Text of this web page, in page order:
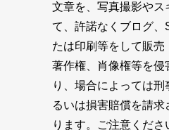
文章を、写真撮影やス
て、許諾なくブログ、
たは印刷等をして販売
著作権、肖像権等を侵
り、場合によっては
るいは損害賠償を請求
ります。ご注意くださ